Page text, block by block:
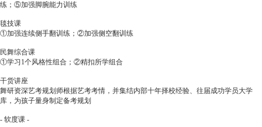
练；⑤加强脚腕能力训练
毯技课
①加强连续侧手翻训练；②加强侧空翻训练
民舞综合课
①学习1个风格性组合；②精扣所学组合
干货讲座
舞研资深艺考规划师根据艺考考情，并集结内部十年择校经验、往届成功学员大学
库，为孩子量身制定备考规划
- 软度课 -